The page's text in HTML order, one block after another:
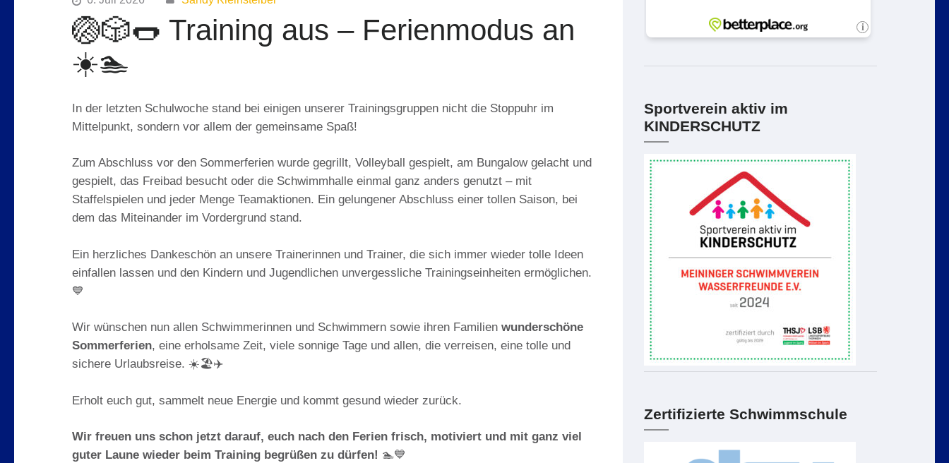
🏐🎲🌭 Training aus – Ferienmodus an
☀️🏊
In der letzten Schulwoche stand bei einigen unserer Trainingsgruppen nicht die Stoppuhr im
Mittelpunkt, sondern vor allem der gemeinsame Spaß!
Zum Abschluss vor den Sommerferien wurde gegrillt, Volleyball gespielt, am Bungalow gelacht und
gespielt, das Freibad besucht oder die Schwimmhalle einmal ganz anders genutzt – mit
Staffelspielen und jeder Menge Teamaktionen. Ein gelungener Abschluss einer tollen Saison, bei
dem das Miteinander im Vordergrund stand.
Ein herzliches Dankeschön an unsere Trainerinnen und Trainer, die sich immer wieder tolle Ideen
einfallen lassen und den Kindern und Jugendlichen unvergessliche Trainingseinheiten ermöglichen.
💙
Wir wünschen nun allen Schwimmerinnen und Schwimmern sowie ihren Familien wunderschöne
Sommerferien, eine erholsame Zeit, viele sonnige Tage und allen, die verreisen, eine tolle und
sichere Urlaubsreise. ☀️🏖️✈️
Erholt euch gut, sammelt neue Energie und kommt gesund wieder zurück.
Wir freuen uns schon jetzt darauf, euch nach den Ferien frisch, motiviert und mit ganz viel
guter Laune wieder beim Training begrüßen zu dürfen! 🏊💙
Sportverein aktiv im
KINDERSCHUTZ
Zertifizierte Schwimmschule